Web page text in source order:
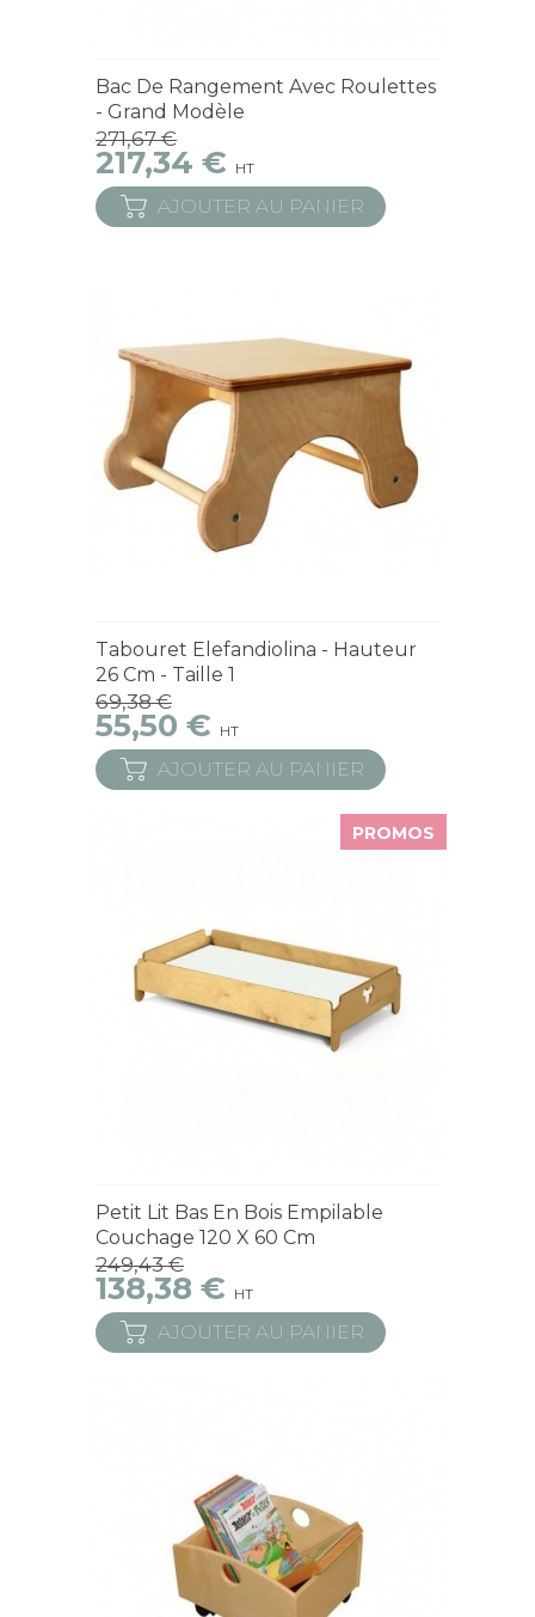
Bac De Rangement Avec Roulettes
- Grand Modèle
271,67 €
217,34 € HT
AJOUTER AU PANIER
Tabouret Elefandiolina - Hauteur
26 Cm - Taille 1
69,38 €
55,50 € HT
AJOUTER AU PANIER
PROMOS
Petit Lit Bas En Bois Empilable
Couchage 120 X 60 Cm
249,43 €
138,38 € HT
AJOUTER AU PANIER